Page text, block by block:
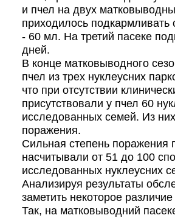
и пчел на двух
приходилось
- 60 мл. На третий пасеке
дней.
В конце матковыводного
пчел из трех нуклеусних
что при отсутствии
присутствовали у пчел 60
исследованных семей. Из
поражения.
Сильная степень поражения
насчитывали от 51 до 100
исследованных нуклеусних
Анализируя результаты
заметить некоторое
Так, на матковыводний